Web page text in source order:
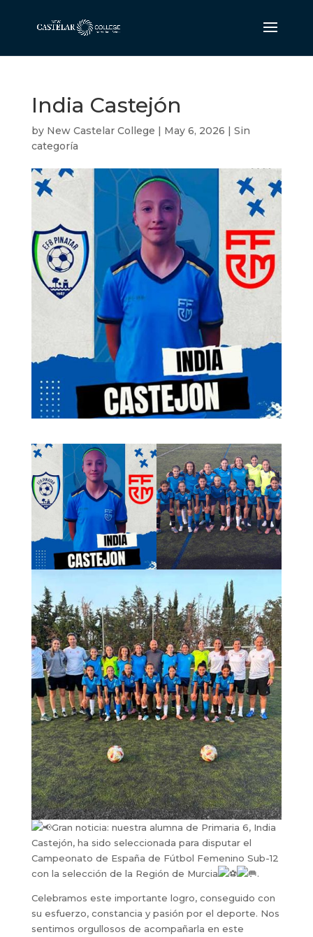
India Castejón
by New Castelar College | May 6, 2026 | Sin
categoría
Gran noticia: nuestra alumna de Primaria 6, India
Castejón, ha sido seleccionada para disputar el
Campeonato de España de Fútbol Femenino Sub-12
con la selección de la Región de Murcia
.
Celebramos este importante logro, conseguido con
su esfuerzo, constancia y pasión por el deporte. Nos
sentimos orgullosos de acompañarla en este